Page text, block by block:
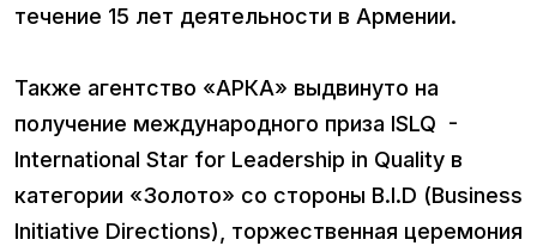
течение 15 лет деятельности в Армении.
Также агентство «АРКА» выдвинуто на
получение международного приза ISLQ -
International Star for Leadership in Quality в
категории «Золото» со стороны B.I.D (Business
Initiative Directions), торжественная церемония